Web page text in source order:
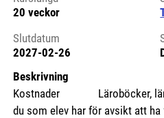
20 veckor
Slutdatum
2027-02-26
Beskrivning
Kostnader Läroböcker,
du som elev har för avsikt att